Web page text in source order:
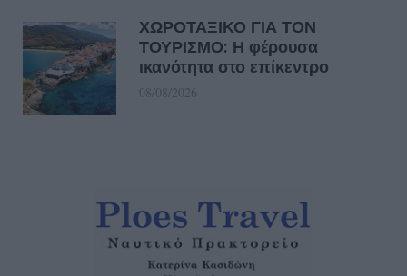
ΧΩΡΟΤΑΞΙΚΟ ΓΙΑ ΤΟΝ
ΤΟΥΡΙΣΜΟ: Η φέρουσα
ικανότητα στο επίκεντρο
08/08/2026